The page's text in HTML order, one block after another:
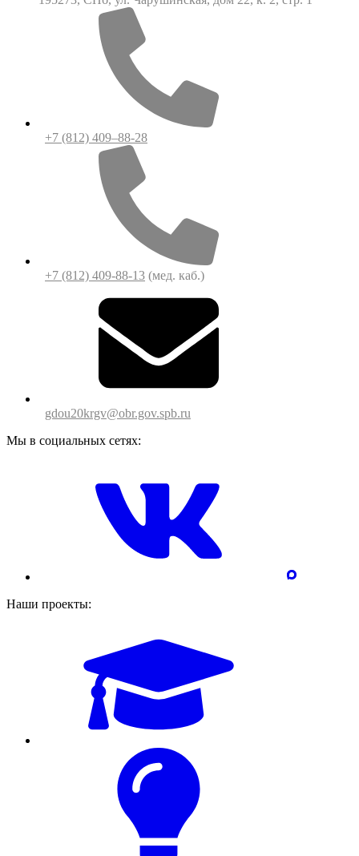
+7 (812) 409–88-28
+7 (812) 409-88-13 (мед. каб.)
gdou20krgv@obr.gov.spb.ru
Мы в социальных сетях:
Наши проекты: